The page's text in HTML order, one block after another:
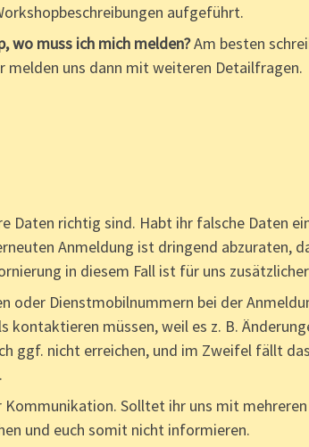
aufgeführt.
wo muss ich mich melden?Am besten
melden uns dann mit weiteren Detailfragen.
Daten richtig sind. Habt ihr falsche Daten
Anmeldung ist dringend abzuraten,
in diesem Fall ist für uns
oder Dienstmobilnummern bei der
kontaktieren müssen, weil es z. B.
ggf. nicht erreichen, und im Zweifel fällt
Solltet ihr uns mit
und euch somit nicht informieren.